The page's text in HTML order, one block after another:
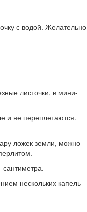
с водой. Желательно
листочки, в мини-
и не переплетаются.
ложек земли, можно
нескольких капель